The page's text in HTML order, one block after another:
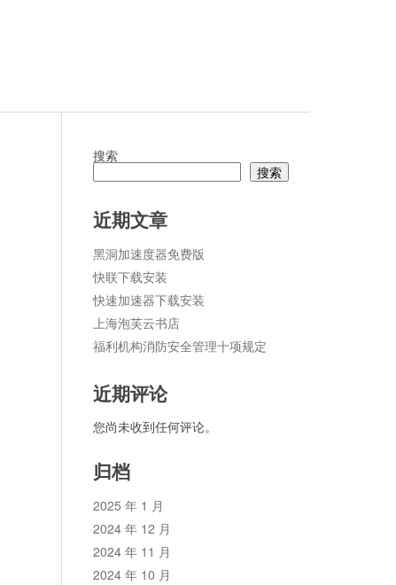
搜索
搜索
近期文章
黑洞加速度器免费版
快联下载安装
快速加速器下载安装
上海泡芙云书店
福利机构消防安全管理十项规定
近期评论
您尚未收到任何评论。
归档
2025 年 1 月
2024 年 12 月
2024 年 11 月
2024 年 10 月